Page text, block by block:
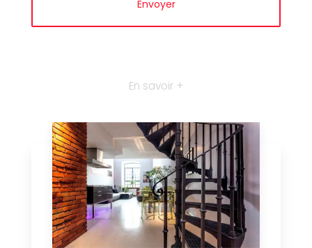
En savoir +